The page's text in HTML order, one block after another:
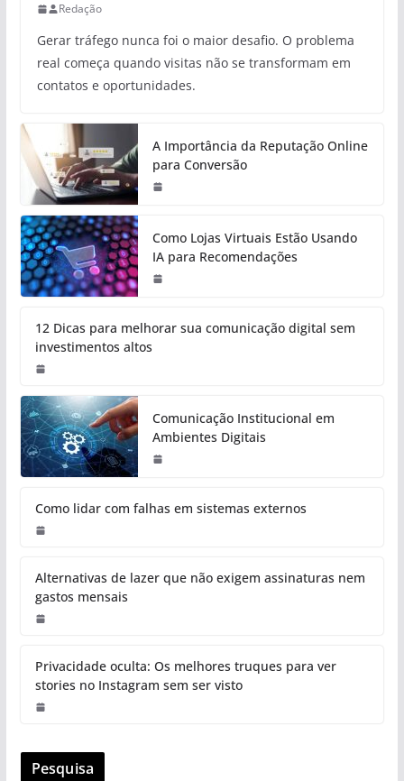
Redação
Gerar tráfego nunca foi o maior desafio. O problema
real começa quando visitas não se transformam em
contatos e oportunidades.
A Importância da Reputação Online
para Conversão
Como Lojas Virtuais Estão Usando
IA para Recomendações
12 Dicas para melhorar sua comunicação digital sem
investimentos altos
Comunicação Institucional em
Ambientes Digitais
Como lidar com falhas em sistemas externos
Alternativas de lazer que não exigem assinaturas nem
gastos mensais
Privacidade oculta: Os melhores truques para ver
stories no Instagram sem ser visto
Pesquisa